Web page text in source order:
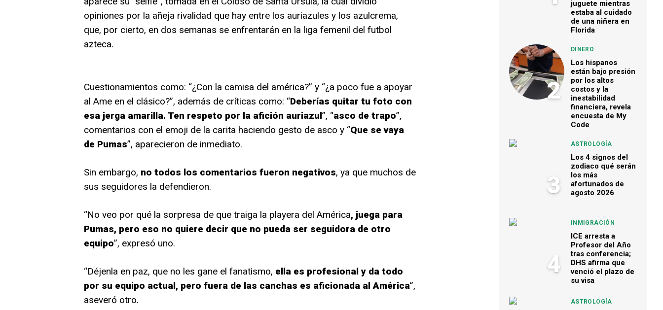
opiniones por la añeja rivalidad que hay entre los auriazules y los azulcrema,
que, por cierto, en dos semanas se enfrentarán en la liga femenil del futbol
azteca.
Cuestionamientos como: “¿Con la camisa del américa?” y “¿a poco fue a apoyar
al Ame en el clásico?”, además de críticas como: “Deberías quitar tu foto con
esa jerga amarilla. Ten respeto por la afición auriazul”, “asco de trapo”,
comentarios con el emoji de la carita haciendo gesto de asco y “Que se vaya
de Pumas”, aparecieron de inmediato.
Sin embargo, no todos los comentarios fueron negativos, ya que muchos de
sus seguidores la defendieron.
“No veo por qué la sorpresa de que traiga la playera del América, juega para
Pumas, pero eso no quiere decir que no pueda ser seguidora de otro
equipo”, expresó uno.
“Déjenla en paz, que no les gane el fanatismo, ella es profesional y da todo
por su equipo actual, pero fuera de las canchas es aficionada al América”,
aseveró otro.
juguete mientras
estaba al cuidado
de una niñera en
Florida
2
DINERO
Los hispanos
están bajo presión
por los altos
costos y la
inestabilidad
financiera, revela
encuesta de My
Code
3
ASTROLOGÍA
Los 4 signos del
zodiaco qué serán
los más
afortunados de
agosto 2026
4
INMIGRACIÓN
ICE arresta a
Profesor del Año
tras conferencia;
DHS afirma que
venció el plazo de
su visa
ASTROLOGÍA